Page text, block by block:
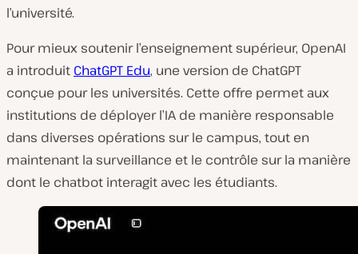
l’université.
Pour mieux soutenir l’enseignement supérieur, OpenAI
a introduit ChatGPT Edu, une version de ChatGPT
conçue pour les universités. Cette offre permet aux
institutions de déployer l’IA de manière responsable
dans diverses opérations sur le campus, tout en
maintenant la surveillance et le contrôle sur la manière
dont le chatbot interagit avec les étudiants.